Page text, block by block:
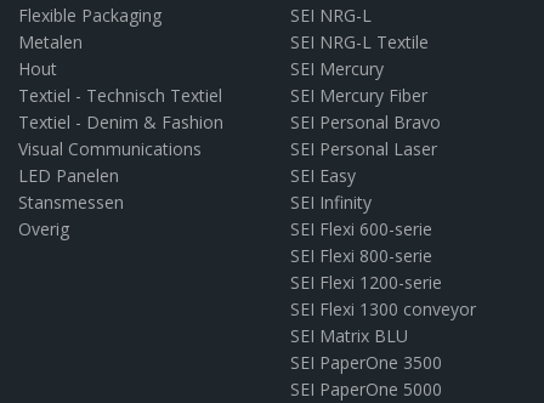
Flexible Packaging
Metalen
Hout
Textiel - Technisch Textiel
Textiel - Denim & Fashion
Visual Communications
LED Panelen
Stansmessen
Overig
SEI NRG-L
SEI NRG-L Textile
SEI Mercury
SEI Mercury Fiber
SEI Personal Bravo
SEI Personal Laser
SEI Easy
SEI Infinity
SEI Flexi 600-serie
SEI Flexi 800-serie
SEI Flexi 1200-serie
SEI Flexi 1300 conveyor
SEI Matrix BLU
SEI PaperOne 3500
SEI PaperOne 5000